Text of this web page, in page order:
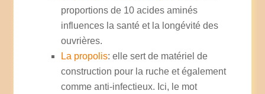
proportions de 10 acides aminés
influences la santé et la longévité des
ouvrières.
La propolis: elle sert de matériel de
construction pour la ruche et également
comme anti-infectieux. Ici, le mot